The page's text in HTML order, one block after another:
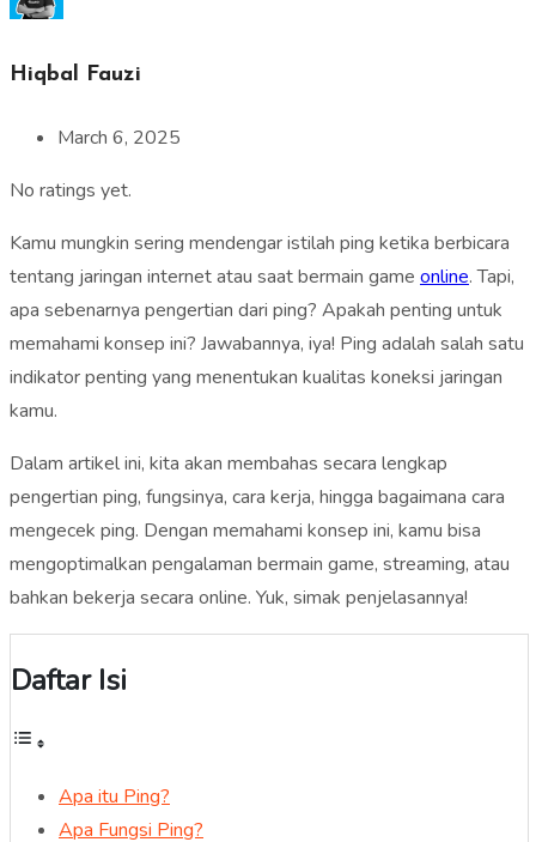
Hiqbal Fauzi
March 6, 2025
No ratings yet.
Kamu mungkin sering mendengar istilah ping ketika berbicara
tentang jaringan internet atau saat bermain game online. Tapi,
apa sebenarnya pengertian dari ping? Apakah penting untuk
memahami konsep ini? Jawabannya, iya! Ping adalah salah satu
indikator penting yang menentukan kualitas koneksi jaringan
kamu.
Dalam artikel ini, kita akan membahas secara lengkap
pengertian ping, fungsinya, cara kerja, hingga bagaimana cara
mengecek ping. Dengan memahami konsep ini, kamu bisa
mengoptimalkan pengalaman bermain game, streaming, atau
bahkan bekerja secara online. Yuk, simak penjelasannya!
Daftar Isi
Apa itu Ping?
Apa Fungsi Ping?